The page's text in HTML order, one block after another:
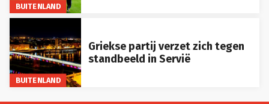
BUITENLAND
BUITENLAND
Griekse partij verzet zich tegen
standbeeld in Servië